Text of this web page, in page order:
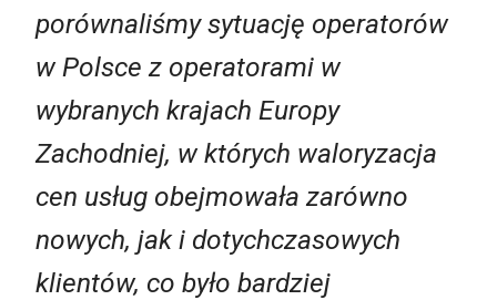
porównaliśmy sytuację operatorów
w Polsce z operatorami w
wybranych krajach Europy
Zachodniej, w których waloryzacja
cen usług obejmowała zarówno
nowych, jak i dotychczasowych
klientów, co było bardziej